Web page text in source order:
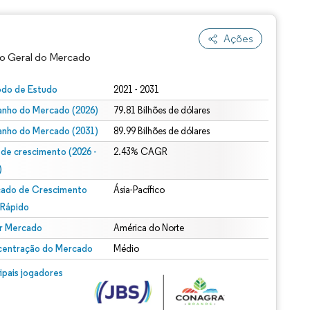
Ações
Geral do Mercado
de Estudo 2021 - 2031
do Mercado (2026) 79.81 Bilhões de dólares
do Mercado (2031) 89.99 Bilhões de dólares
de crescimento (2026 -
2.43% CAGR
de Crescimento
Ásia-Pacífico
Mercado América do Norte
do Mercado Médio
jogadores
© Mordor Intelligence. O reuso requer atribuição conforme CC BY 4.0.
conforme CC BY 4.0.